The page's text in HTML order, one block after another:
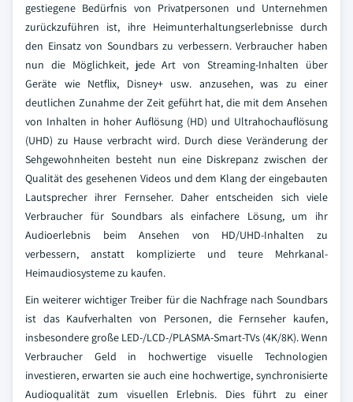
gestiegene Bedürfnis von Privatpersonen und Unternehmen
zurückzuführen ist, ihre Heimunterhaltungserlebnisse durch
den Einsatz von Soundbars zu verbessern. Verbraucher haben
nun die Möglichkeit, jede Art von Streaming-Inhalten über
Geräte wie Netflix, Disney+ usw. anzusehen, was zu einer
deutlichen Zunahme der Zeit geführt hat, die mit dem Ansehen
von Inhalten in hoher Auflösung (HD) und Ultrahochauflösung
(UHD) zu Hause verbracht wird. Durch diese Veränderung der
Sehgewohnheiten besteht nun eine Diskrepanz zwischen der
Qualität des gesehenen Videos und dem Klang der eingebauten
Lautsprecher ihrer Fernseher. Daher entscheiden sich viele
Verbraucher für Soundbars als einfachere Lösung, um ihr
Audioerlebnis beim Ansehen von HD/UHD-Inhalten zu
verbessern, anstatt komplizierte und teure Mehrkanal-
Heimaudiosysteme zu kaufen.
Ein weiterer wichtiger Treiber für die Nachfrage nach Soundbars
ist das Kaufverhalten von Personen, die Fernseher kaufen,
insbesondere große LED-/LCD-/PLASMA-Smart-TVs (4K/8K). Wenn
Verbraucher Geld in hochwertige visuelle Technologien
investieren, erwarten sie auch eine hochwertige, synchronisierte
Audioqualität zum visuellen Erlebnis. Dies führt zu einer